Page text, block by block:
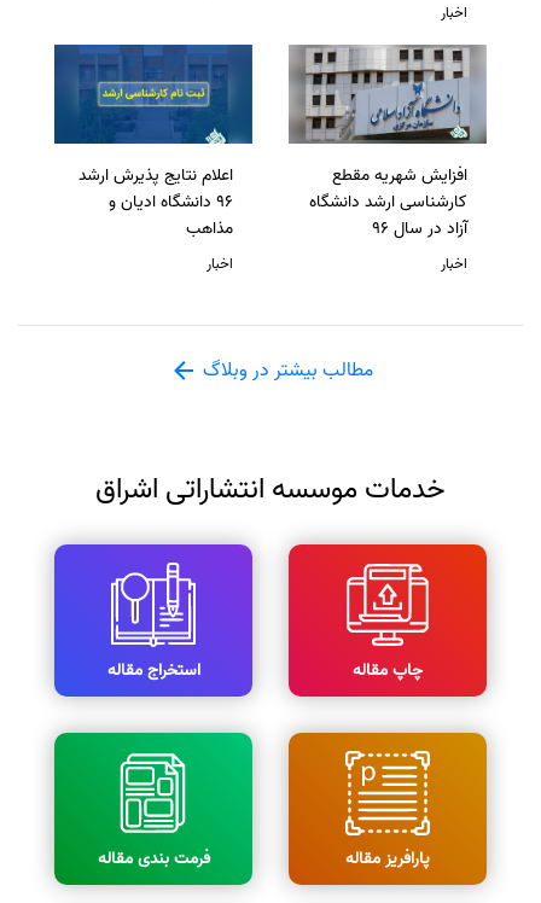
اخبار
افزایش شهریه مقطع
کارشناسی ارشد دانشگاه
آزاد در سال 96
اخبار
اعلام نتایج پذیرش ارشد
96 دانشگاه ادیان و
مذاهب
اخبار
مطالب بیشتر در وبلاگ
خدمات موسسه انتشاراتی اشراق
چاپ مقاله استخراج مقاله
پارافریز مقاله فرمت بندی مقاله